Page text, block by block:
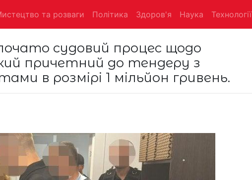
та розваги Політика Здоров'я Наука Технології
судовий процес щодо
причетний до тендеру з
в розмірі 1 мільйон гривень.